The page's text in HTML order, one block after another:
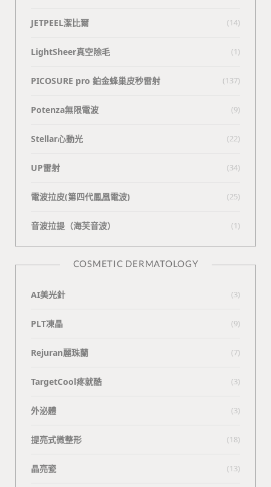
JETPEEL潔比爾 (14)
LightSheer真空除毛 (1)
PICOSURE pro 鉑金蜂巢皮秒雷射 (137)
Potenza無限電波 (9)
Stellar心動光 (22)
UP雷射 (34)
電波拉皮(第四代鳳凰電波) (25)
⾳波拉提（海芙⾳波） (1)
COSMETIC DERMATOLOGY
AI美光針 (3)
PLT凍晶 (9)
Rejuran麗珠蘭 (7)
TargetCool疼就酷 (3)
外泌體 (3)
提亮式微整形 (18)
晶亮瓷 (13)